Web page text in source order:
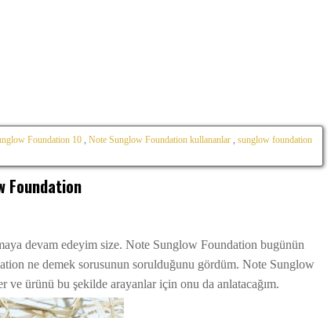
Foundation 10 , Note Sunglow Foundation kullananlar , sunglow foundation
Foundation
devam edeyim size. Note Sunglow Foundation bugünün
ne demek sorusunun sorulduğunu gördüm. Note Sunglow
ürünü bu şekilde arayanlar için onu da anlatacağım.